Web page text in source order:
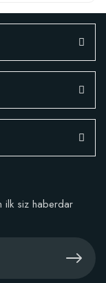
Dikim Gübresi (50 Soğan
ilk siz haberdar